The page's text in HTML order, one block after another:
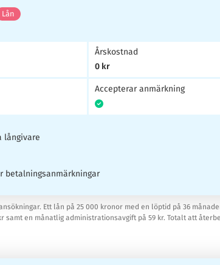
Lån
Årskostnad
0 kr
Accepterar anmärkning
långivare
betalningsanmärkningar
Ett lån på 25 000 kronor med en löptid på 36
samt en månatlig administrationsavgift på 59 kr. Totalt att